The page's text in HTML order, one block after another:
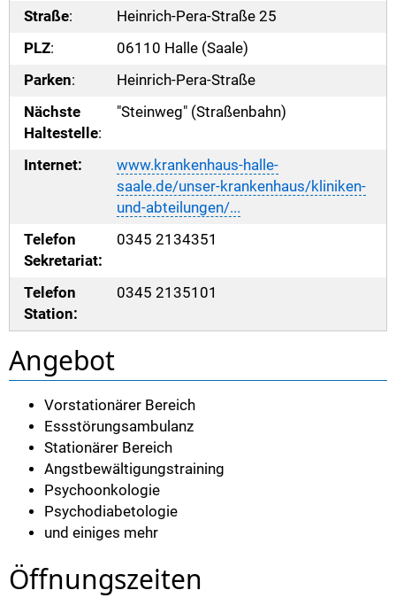
Straße:
Heinrich-Pera-Straße 25
PLZ:
06110 Halle (Saale)
Parken:
Heinrich-Pera-Straße
Nächste
Haltestelle:
"Steinweg" (Straßenbahn)
Internet:
www.krankenhaus-halle-
saale.de/unser-krankenhaus/kliniken-
und-abteilungen/...
Telefon
Sekretariat:
0345 2134351
Telefon
Station:
0345 2135101
Angebot
Vorstationärer Bereich
Essstörungsambulanz
Stationärer Bereich
Angstbewältigungstraining
Psychoonkologie
Psychodiabetologie
und einiges mehr
Öffnungszeiten